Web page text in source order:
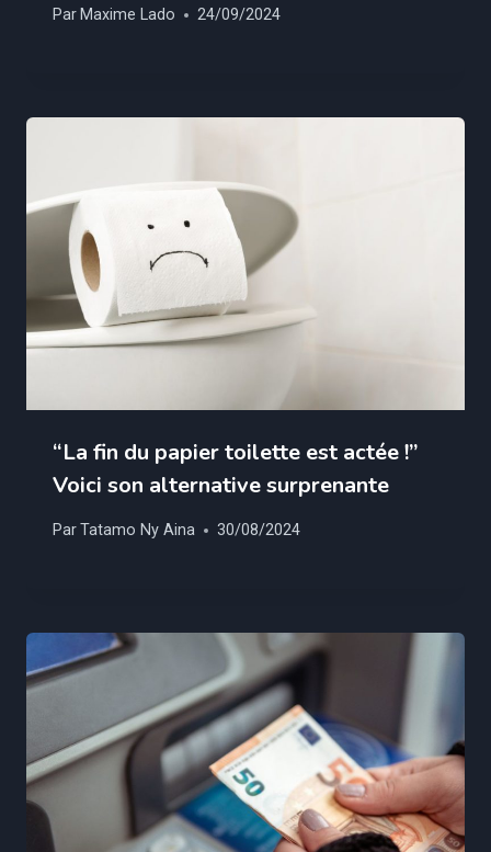
Par Maxime Lado 24/09/2024
“La fin du papier toilette est actée !”
Voici son alternative surprenante
ParTatamo Ny Aina 30/08/2024